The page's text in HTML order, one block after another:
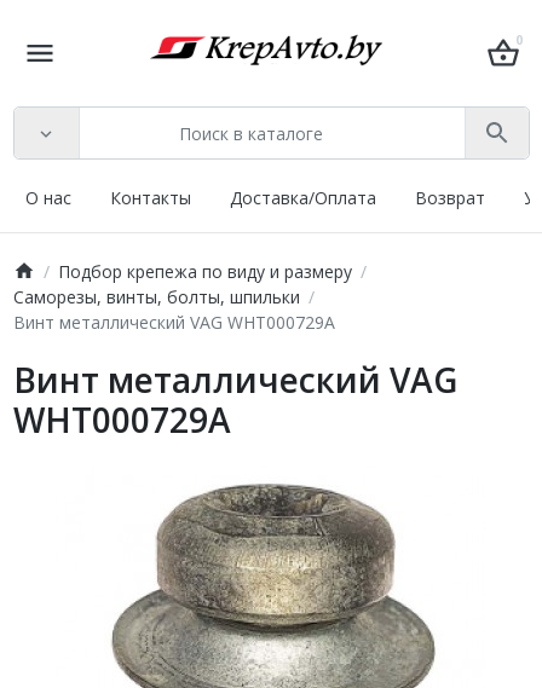
0
О нас Контакты Доставка/Оплата Возврат
Подбор крепежа по виду и размеру
Саморезы, винты, болты, шпильки
Винт металлический VAG WHT000729A
Винт металлический VAG
WHT000729A